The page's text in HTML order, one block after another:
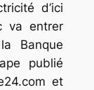
d’ici
va entrer
Banque
publié
et